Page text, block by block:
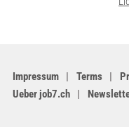
Impressum Terms
Ueber job7.ch